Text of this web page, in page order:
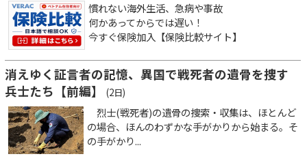
慣れない海外生活、急病や事故
何かあってからでは遅い！
今すぐ保険加入【保険比較サイト】
消えゆく証言者の記憶、異国で戦死者の遺骨を捜す
兵士たち【前編】
(2日)
烈士(戦死者)の遺骨の捜索・収集は、ほとんど
の場合、ほんのわずかな手がかりから始まる。そ
の手がかり...